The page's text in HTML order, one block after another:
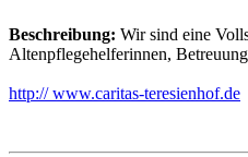
Beschreibung: Wir sind eine
Altenpflegehelferinnen,
http:// www.caritas-teresienhof.de